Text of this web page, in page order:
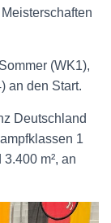
(WK1),
an den Start.
Deutschland
1
m², an